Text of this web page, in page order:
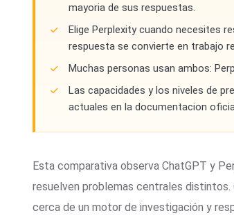
mayoria de sus respuestas.
Elige Perplexity cuando necesites
respuesta se convierte en trabajo
Muchas personas usan ambos:
Las capacidades y los niveles de
actuales en la documentacion
Esta comparativa observa ChatGPT y
resuelven problemas centrales
cerca de un motor de investigación y